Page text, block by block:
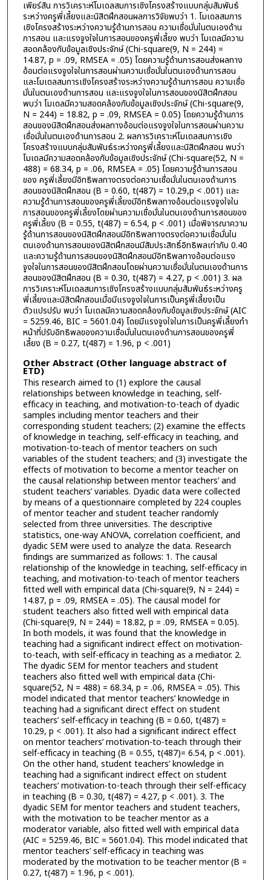
เพียร์สัน การวิเคราะห์โมเดลสมการเชิงโครงสร้างแบบกลุ่มสัมพันธ์
ระหว่างครูพี่เลี้ยงและนิสิตฝึกสอนผลการวิจัยพบว่า 1. โมเดลสมการ
เชิงโครงสร้างระหว่างความรู้ด้านการสอน ความเชื่อมั่นในตนเองด้าน
การสอน และแรงจูงใจในการสอนของครูพี่เลี้ยง พบว่า โมเดลมีความ
สอดคล้องกับข้อมูลเชิงประจักษ์ (Chi-square(9, N = 244) =
14.87, p = .09, RMSEA = .05) โดยความรู้ด้านการสอนส่งผลทาง
อ้อมต่อแรงจูงใจในการสอนผ่านความเชื่อมั่นในตนเองด้านการสอน
และโมเดลสมการเชิงโครงสร้างระหว่างความรู้ด้านการสอน ความเชื่อ
มั่นในตนเองด้านการสอน และแรงจูงใจในการสอนของนิสิตฝึกสอน
พบว่า โมเดลมีความสอดคล้องกับข้อมูลเชิงประจักษ์ (Chi-square(9,
N = 244) = 18.82, p = .09, RMSEA = 0.05) โดยความรู้ด้านการ
สอนของนิสิตฝึกสอนส่งผลทางอ้อมต่อแรงจูงใจในการสอนผ่านความ
เชื่อมั่นในตนเองด้านการสอน 2. ผลการวิเคราะห์โมเดลสมการเชิง
โครงสร้างแบบกลุ่มสัมพันธ์ระหว่างครูพี่เลี้ยงและนิสิตฝึกสอน พบว่า
โมเดลมีความสอดคล้องกับข้อมูลเชิงประจักษ์ (Chi-square(52, N =
488) = 68.34, p = .06, RMSEA = .05) โดยความรู้ด้านการสอน
ของ ครูพี่เลี้ยงมีอิทธิพลทางตรงต่อความเชื่อมั่นในตนเองด้านการ
สอนของนิสิตฝึกสอน (B = 0.60, t(487) = 10.29,p < .001) และ
ความรู้ด้านการสอนของครูพี่เลี้ยงมีอิทธิพลทางอ้อมต่อแรงจูงใจใน
การสอนของครูพี่เลี้ยงโดยผ่านความเชื่อมั่นในตนเองด้านการสอนของ
ครูพี่เลี้ยง (B = 0.55, t(487) = 6.54, p < .001) เมื่อพิจารณาความ
รู้ด้านการสอนของนิสิตฝึกสอนมีอิทธิพลทางตรงต่อความเชื่อมั่นใน
ตนเองด้านการสอนของนิสิตฝึกสอนมีสัมประสิทธิ์อิทธิพลเท่ากับ 0.40
และความรู้ด้านการสอนของนิสิตฝึกสอนมีอิทธิพลทางอ้อมต่อแรง
จูงใจในการสอนของนิสิตฝึกสอนโดยผ่านความเชื่อมั่นในตนเองด้านการ
สอนของนิสิตฝึกสอน (B = 0.30, t(487) = 4.27, p < .001) 3. ผล
การวิเคราะห์โมเดลสมการเชิงโครงสร้างแบบกลุ่มสัมพันธ์ระหว่างครู
พี่เลี้ยงและนิสิตฝึกสอนเมื่อมีแรงจูงใจในการเป็นครูพี่เลี้ยงเป็น
ตัวแปรปรับ พบว่า โมเดลมีความสอดคล้องกับข้อมูลเชิงประจักษ์ (AIC
= 5259.46, BIC = 5601.04) โดยมีแรงจูงใจในการเป็นครูพี่เลี้ยงทำ
หน้าที่ปรับอิทธิพลของความเชื่อมั่นในตนเองด้านการสอนของครูพี่
เลี้ยง (B = 0.27, t(487) = 1.96, p < .001)
Other Abstract (Other language abstract of
ETD)
This research aimed to (1) explore the causal
relationships between knowledge in teaching, self-
efficacy in teaching, and motivation-to-teach of dyadic
samples including mentor teachers and their
corresponding student teachers; (2) examine the effects
of knowledge in teaching, self-efficacy in teaching, and
motivation-to-teach of mentor teachers on such
variables of the student teachers; and (3) investigate the
effects of motivation to become a mentor teacher on
the causal relationship between mentor teachers’ and
student teachers’ variables. Dyadic data were collected
by means of a questionnaire completed by 224 couples
of mentor teacher and student teacher randomly
selected from three universities. The descriptive
statistics, one-way ANOVA, correlation coefficient, and
dyadic SEM were used to analyze the data. Research
findings are summarized as follows: 1. The causal
relationship of the knowledge in teaching, self-efficacy in
teaching, and motivation-to-teach of mentor teachers
fitted well with empirical data (Chi-square(9, N = 244) =
14.87, p = .09, RMSEA = .05). The causal model for
student teachers also fitted well with empirical data
(Chi-square(9, N = 244) = 18.82, p = .09, RMSEA = 0.05).
In both models, it was found that the knowledge in
teaching had a significant indirect effect on motivation-
to-teach, with self-efficacy in teaching as a mediator. 2.
The dyadic SEM for mentor teachers and student
teachers also fitted well with empirical data (Chi-
square(52, N = 488) = 68.34, p = .06, RMSEA = .05). This
model indicated that mentor teachers’ knowledge in
teaching had a significant direct effect on student
teachers’ self-efficacy in teaching (B = 0.60, t(487) =
10.29, p < .001). It also had a significant indirect effect
on mentor teachers’ motivation-to-teach through their
self-efficacy in teaching (B = 0.55, t(487)= 6.54, p < .001).
On the other hand, student teachers’ knowledge in
teaching had a significant indirect effect on student
teachers’ motivation-to-teach through their self-efficacy
in teaching (B = 0.30, t(487) = 4.27, p < .001). 3. The
dyadic SEM for mentor teachers and student teachers,
with the motivation to be teacher mentor as a
moderator variable, also fitted well with empirical data
(AIC = 5259.46, BIC = 5601.04). This model indicated that
mentor teachers’ self-efficacy in teaching was
moderated by the motivation to be teacher mentor (B =
0.27, t(487) = 1.96, p < .001).